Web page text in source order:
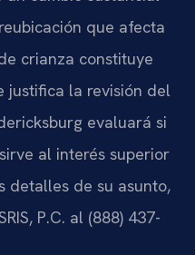
que afecta
crianza constituye
justifica la revisión del
evaluará si
al interés superior
detalles de su asunto,
P.C. al (888) 437-